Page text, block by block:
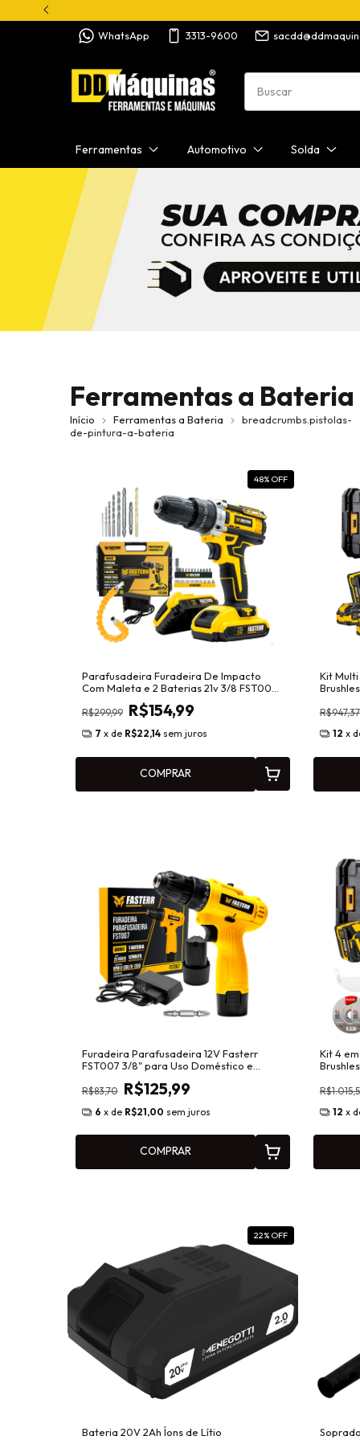
WhatsApp 3313-9600
Ferramentas Automotivo Solda
Ferramentas a Bateria
Início Ferramentas a Bateria
breadcrumbs.pistolas-
de-pintura-a-bateria
48% OFF
Parafusadeira Furadeira De Impacto
Com Maleta e 2 Baterias 21v 3/8 FST009
- Fasterr Tools
R$299,99 R$154,99
7 x de R$22,14 sem juros
COMPRAR
Kit
R$947,37
12 x
Furadeira Parafusadeira 12V Fasterr
FST007 3/8" para Uso Doméstico e
R$83,70 R$125,99
6 x de R$21,00 sem juros
COMPRAR
Kit 4
12 x
22% OFF
Bateria 20V 2Ah Íons de Lítio